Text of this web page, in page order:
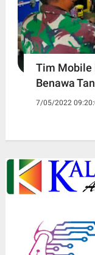
Tim Mobile
Benawa
7/05/2022